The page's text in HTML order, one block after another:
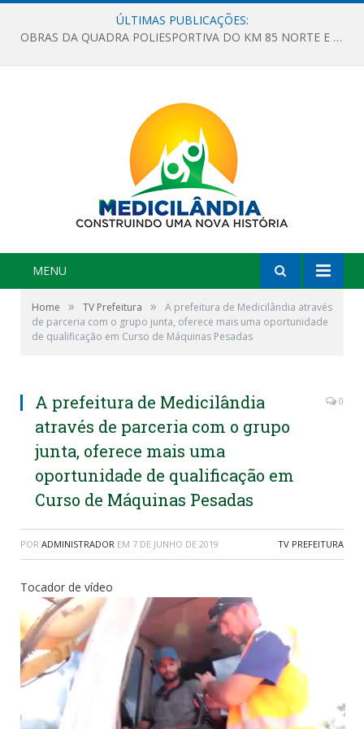
ÚLTIMAS PUBLICAÇÕES:
OBRAS DA QUADRA POLIESPORTIVA DO KM 85 NORTE E DA ESCOLA GASPAR VIANA AVANÇAM
MENU
Home » TV Prefeitura »
A prefeitura de Medicilândia através
de parceria com o grupo junta, oferece mais uma oportunidade
de qualificação em Curso de Máquinas Pesadas
A prefeitura de Medicilândia
através de parceria com o grupo
junta, oferece mais uma
oportunidade de qualificação em
Curso de Máquinas Pesadas
0
POR ADMINISTRADOR EM 7 DE JUNHO DE 2019 TV PREFEITURA
Tocador de vídeo